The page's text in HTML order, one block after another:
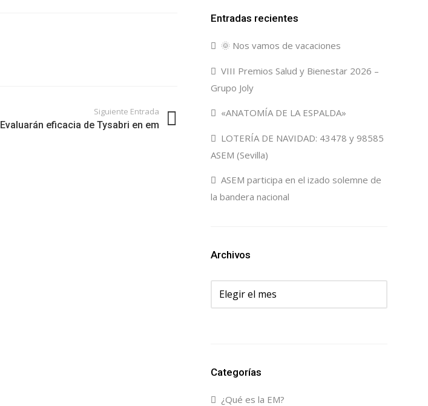
Siguiente Entrada
Evaluarán eficacia de Tysabri en em
Entradas recientes
🌞 Nos vamos de vacaciones
VIII Premios Salud y Bienestar 2026 –
Grupo Joly
«ANATOMÍA DE LA ESPALDA»
LOTERÍA DE NAVIDAD: 43478 y 98585
ASEM (Sevilla)
ASEM participa en el izado solemne de
la bandera nacional
Archivos
Archivos
Categorías
¿Qué es la EM?